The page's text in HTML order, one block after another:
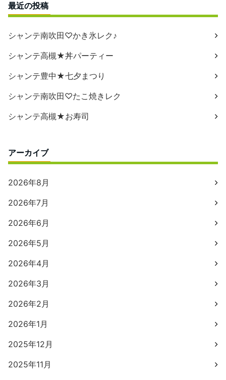
最近の投稿
シャンテ南吹田♡かき氷レク♪
シャンテ高槻★丼パーティー
シャンテ豊中★七夕まつり
シャンテ南吹田♡たこ焼きレク
シャンテ高槻★お寿司
アーカイブ
2026年8月
2026年7月
2026年6月
2026年5月
2026年4月
2026年3月
2026年2月
2026年1月
2025年12月
2025年11月